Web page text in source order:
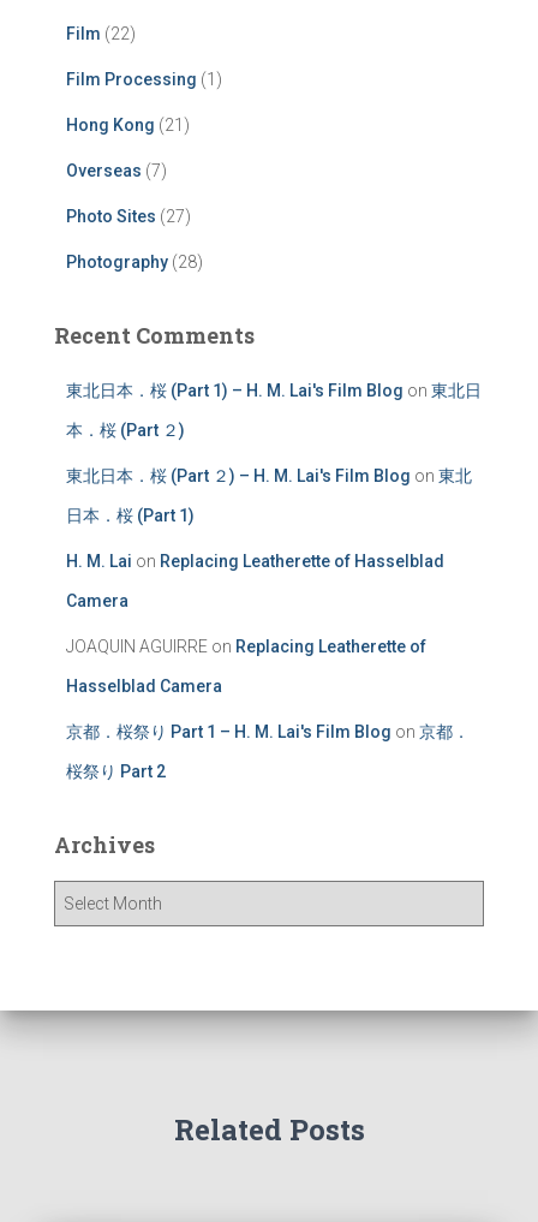
Film (22)
Film Processing (1)
Hong Kong (21)
Overseas (7)
Photo Sites (27)
Photography (28)
Recent Comments
東北日本．桜 (Part 1) – H. M. Lai's Film Blog on 東北日
本．桜 (Part ２)
東北日本．桜 (Part ２) – H. M. Lai's Film Blog on 東北
日本．桜 (Part 1)
H. M. Lai on Replacing Leatherette of Hasselblad
Camera
JOAQUIN AGUIRRE on Replacing Leatherette of
Hasselblad Camera
京都．桜祭り Part 1 – H. M. Lai's Film Blog on 京都．
桜祭り Part 2
Archives
Related Posts